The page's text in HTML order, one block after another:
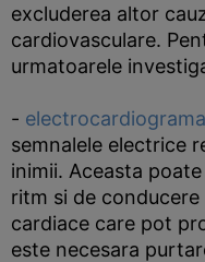
excluderea altor
cardiovasculare.
urmatoarele
- electrocardiograma
semnalele electrice
inimii. Aceasta
ritm si de
cardiace care pot
este necesara